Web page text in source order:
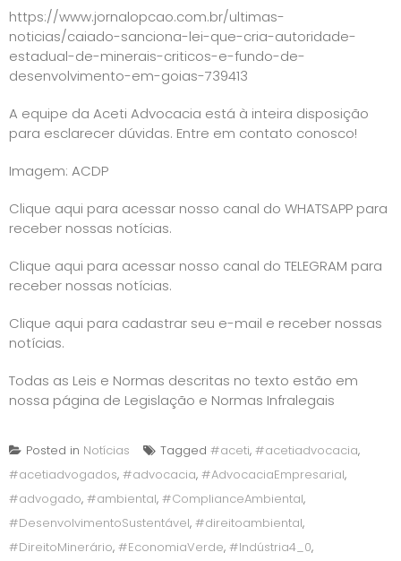
https://www.jornalopcao.com.br/ultimas-
noticias/caiado-sanciona-lei-que-cria-autoridade-
estadual-de-minerais-criticos-e-fundo-de-
desenvolvimento-em-goias-739413
A equipe da Aceti Advocacia está à inteira disposição
para esclarecer dúvidas. Entre em contato conosco!
Imagem: ACDP
Clique aqui para acessar nosso canal do WHATSAPP para
receber nossas notícias.
Clique aqui para acessar nosso canal do TELEGRAM para
receber nossas notícias.
Clique aqui para cadastrar seu e-mail e receber nossas
notícias.
Todas as Leis e Normas descritas no texto estão em
nossa página de Legislação e Normas Infralegais
Posted in Notícias Tagged #aceti, #acetiadvocacia,
#acetiadvogados, #advocacia, #AdvocaciaEmpresarial,
#advogado, #ambiental, #ComplianceAmbiental,
#DesenvolvimentoSustentável, #direitoambiental,
#DireitoMinerário, #EconomiaVerde, #Indústria4_0,